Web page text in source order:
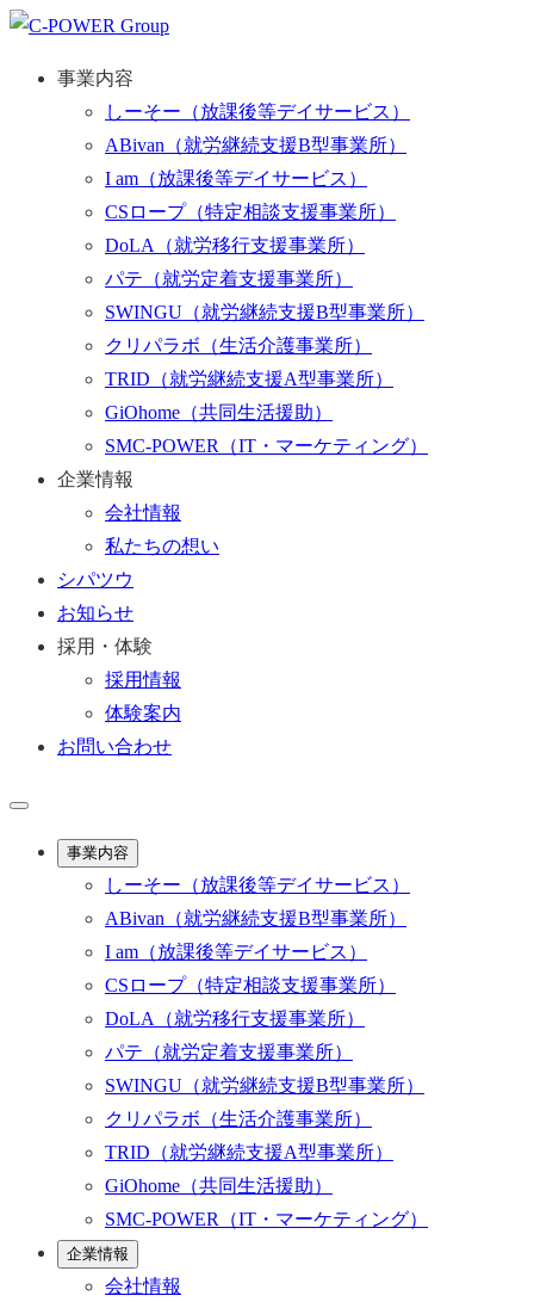
事業内容
しーそー （放課後等デイサービス）
ABivan （就労継続支援B型事業所）
I am （放課後等デイサービス）
CSロープ（特定相談支援事業所）
DoLA
（就労移行支援事業所）
パテ （就労定着支援事業所）
SWINGU （就労継続支援B型事業所）
クリパラボ （生活介護事業所）
TRID （就労継続支援A型事業所）
GiOhome （共同生活援助）
SMC-POWER
（IT・マーケティング）
企業情報
会社情報
私たちの想い
シパツウ
お知らせ
採用・体験
採用情報
体験案内
お問い合わせ
事業内容
しーそー （放課後等デイサービス）
ABivan （就労継続支援B型事業所）
I am （放課後等デイサービス）
CSロープ（特定相談支援事業所）
DoLA
（就労移行支援事業所）
パテ （就労定着支援事業所）
SWINGU （就労継続支援B型事業所）
クリパラボ （生活介護事業所）
TRID （就労継続支援A型事業所）
GiOhome （共同生活援助）
SMC-POWER
（IT・マーケティング）
企業情報
会社情報